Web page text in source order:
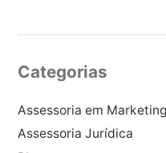
Categorias
Assessoria em Marketing
Assessoria Jurídica